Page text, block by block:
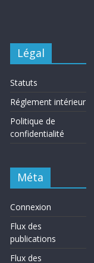
Légal
Statuts
Réglement intérieur
Politique de
confidentialité
Méta
Connexion
Flux des
publications
Flux des